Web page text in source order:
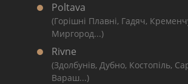
Poltava
(Горішні Плавні, Гадяч,
Миргород...)
Rivne
(Здолбунів, Дубно, Костопіль,
Вараш...)